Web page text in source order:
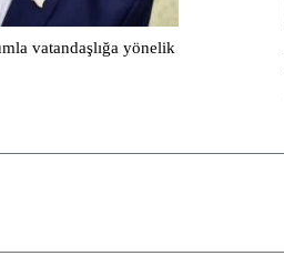
vatandaşlığa yönelik